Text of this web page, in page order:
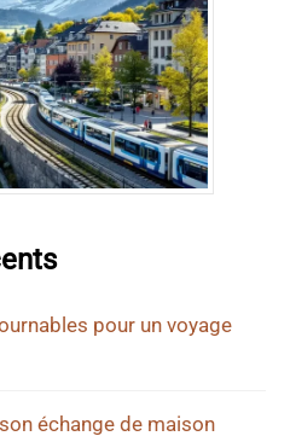
pour un voyage
échange de maison